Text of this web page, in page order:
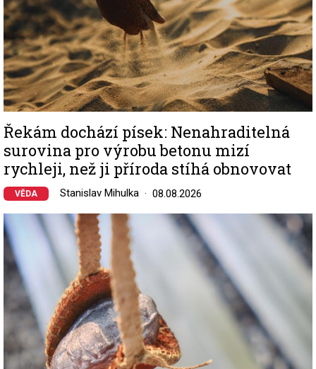
Řekám dochází písek: Nenahraditelná
surovina pro výrobu betonu mizí
rychleji, než ji příroda stíhá obnovovat
VĚDA Stanislav Mihulka 08.08.2026
Image